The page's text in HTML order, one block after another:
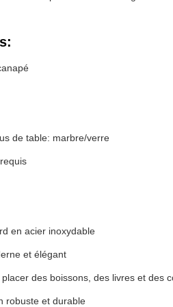
de table: marbre/verre
en acier inoxydable
et élégant
des boissons, des livres et des
robuste et durable